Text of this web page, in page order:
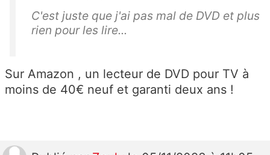
C'est juste que j'ai pas mal de DVD et plus
rien pour les lire...
Sur Amazon , un lecteur de DVD pour TV à
moins de 40€ neuf et garanti deux ans !